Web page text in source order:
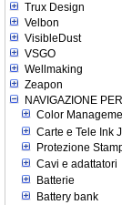
Trux Design
Velbon
VisibleDust
VSGO
Wellmaking
Zeapon
NAVIGAZIONE
Color
Carte e Tele Ink
Protezione
Cavi e adattatori
Batterie
Battery bank